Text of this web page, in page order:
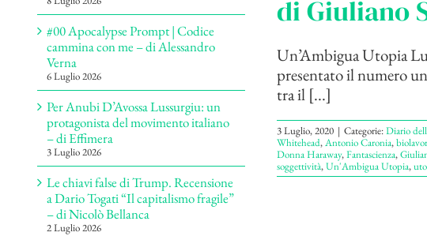
di Giuliano
Un’Ambigua Utopia
presentato il numero
tra il [...]
3 Luglio, 2020 | Categorie:Diario
Whitehead,Antonio Caronia,
Donna Haraway,Fantascienza,
soggettività,Un'Ambigua Utopia,
#00 Apocalypse Prompt | Codice
cammina con me – di Alessandro
Verna
6 Luglio 2026
Per Anubi D’Avossa Lussurgiu: un
protagonista del movimento italiano
– di Effimera
3 Luglio 2026
Le chiavi false di Trump. Recensione
a Dario Togati “Il capitalismo fragile”
– di Nicolò Bellanca
2 Luglio 2026